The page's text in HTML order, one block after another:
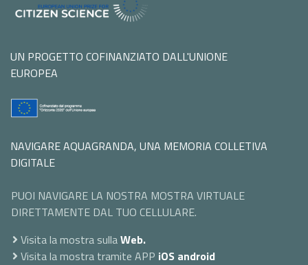
UN PROGETTO COFINANZIATO DALL'UNIONE
EUROPEA
NAVIGARE AQUAGRANDA, UNA MEMORIA COLLETIVA
DIGITALE
PUOI NAVIGARE LA NOSTRA MOSTRA VIRTUALE
DIRETTAMENTE DAL TUO CELLULARE.
Visita la mostra sullaWeb.
Visita la mostra tramite APP iOS android